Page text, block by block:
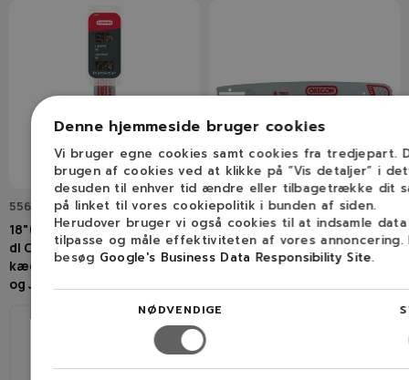
556429
18"(45cm) / .325" / 1,5mm / 72
dl OREGON Sværd- og
kædesæt til bla. Husqvarna
og Jonsered
72
188VXLGK095
18" (45cm) / .325" / 1,5mm / 72
dl VersaCut Sværd
Denne hjemmeside bruger cookies
Vi bruger egne cookies samt cookies fra tredjepart.
brugen af cookies ved at klikke på ”Vis detaljer” i
desuden til enhver tid ændre eller tilbagetrække dit
på linket til vores cookiepolitik i bunden af siden.
Herudover bruger vi også cookies til at indsamle
tilpasse og måle effektiviteten af vores annoncering.
besøg Google's Business Data Responsibility Site.
NØDVENDIGE